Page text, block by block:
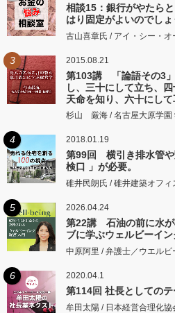
相談15：銀行がやたら
はり固定がよいのでしょ
古山喜章氏 / アイ・シー・
3 2015.08.21
第103講 「論語その3
し、三十にして立ち、
天命を知り、六十にし
するところに従いて矩を
杉山 厳海 / 名古屋大原学園
4 2018.01.19
第99回 横引き排水管や
検口 」が必要。
碓井民朗氏 / 碓井建築オフィ
5 2026.04.24
第22講 石油の前に水
ブに学ぶウェルビーイ
中原阿里 / 弁護士／ウエル
6 2020.04.1
第114回 社長としての
牟田太陽 / 日本経営合理化協